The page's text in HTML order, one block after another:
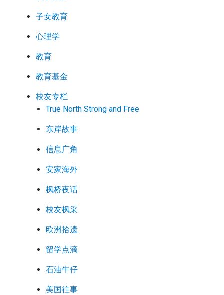
子女教育
心理学
教育
教育基金
校友专栏
True North Strong and Free
东岸故事
信息广角
安家海外
枫桥夜话
校友枫采
欧洲拾遗
留学点滴
石油牛仔
美国往事